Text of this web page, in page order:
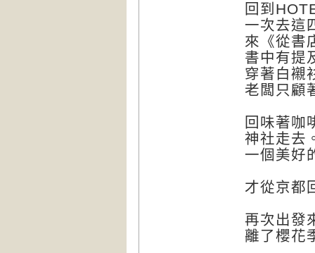
回到
一次去這
來《從書
書中有提
穿著白襯
老闆只顧
回味著咖
神社走去
一個美好
才從京都
再次出發
離了櫻花